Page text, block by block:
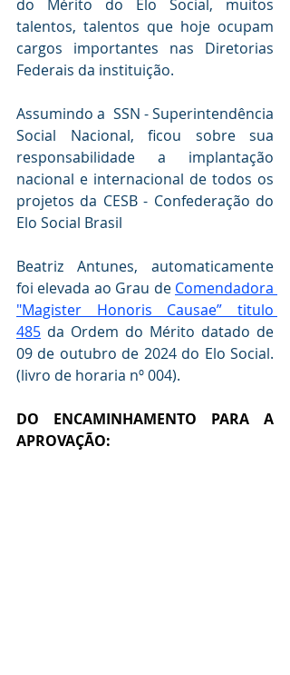
do Mérito do Elo Social, muitos
talentos, talentos que hoje ocupam
cargos importantes nas Diretorias
Federais da instituição.
Assumindo a  SSN - Superintendência
Social Nacional, ficou sobre sua
responsabilidade a implantação
nacional e internacional de todos os
projetos da CESB - Confederação do
Elo Social Brasil
Beatriz Antunes, automaticamente
foi elevada ao Grau de Comendadora
"Magister Honoris Causae” titulo
485 da Ordem do Mérito datado de
09 de outubro de 2024 do Elo Social.
(livro de horaria nº 004).
DO ENCAMINHAMENTO PARA A
APROVAÇÃO: